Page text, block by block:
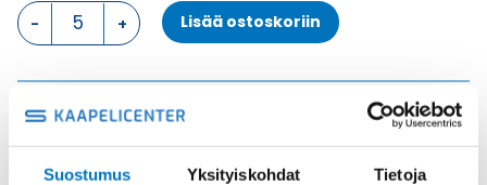
Suostumus Yksityiskohdat Tietoja
CQE
UROS
Lisää ostoskoriin